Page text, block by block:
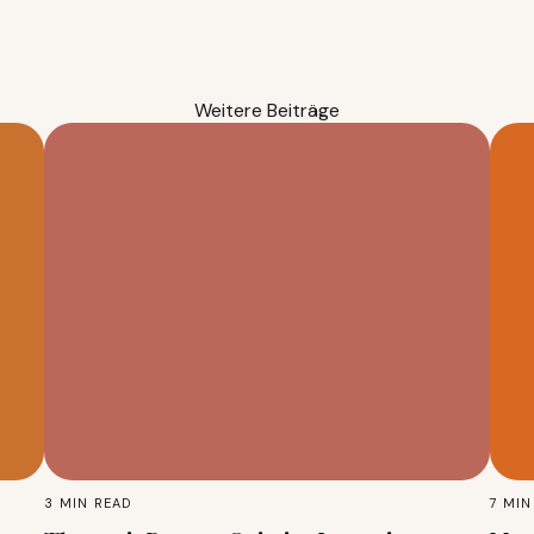
Weitere Beiträge
3 MIN READ 7 MIN